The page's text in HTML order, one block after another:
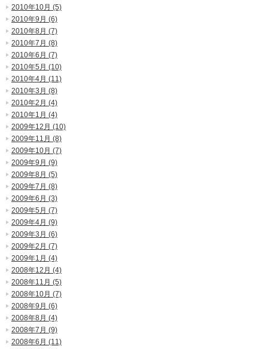
2010年10月 (5)
2010年9月 (6)
2010年8月 (7)
2010年7月 (8)
2010年6月 (7)
2010年5月 (10)
2010年4月 (11)
2010年3月 (8)
2010年2月 (4)
2010年1月 (4)
2009年12月 (10)
2009年11月 (8)
2009年10月 (7)
2009年9月 (9)
2009年8月 (5)
2009年7月 (8)
2009年6月 (3)
2009年5月 (7)
2009年4月 (9)
2009年3月 (6)
2009年2月 (7)
2009年1月 (4)
2008年12月 (4)
2008年11月 (5)
2008年10月 (7)
2008年9月 (6)
2008年8月 (4)
2008年7月 (9)
2008年6月 (11)